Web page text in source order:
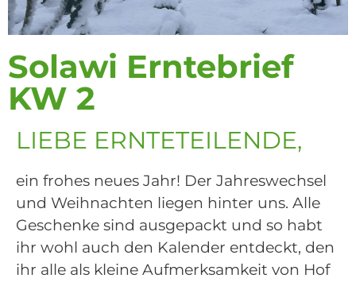
Solawi Erntebrief
KW 2
LIEBE ERNTETEILENDE,
ein frohes neues Jahr! Der Jahreswechsel
und Weihnachten liegen hinter uns. Alle
Geschenke sind ausgepackt und so habt
ihr wohl auch den Kalender entdeckt, den
ihr alle als kleine Aufmerksamkeit von Hof